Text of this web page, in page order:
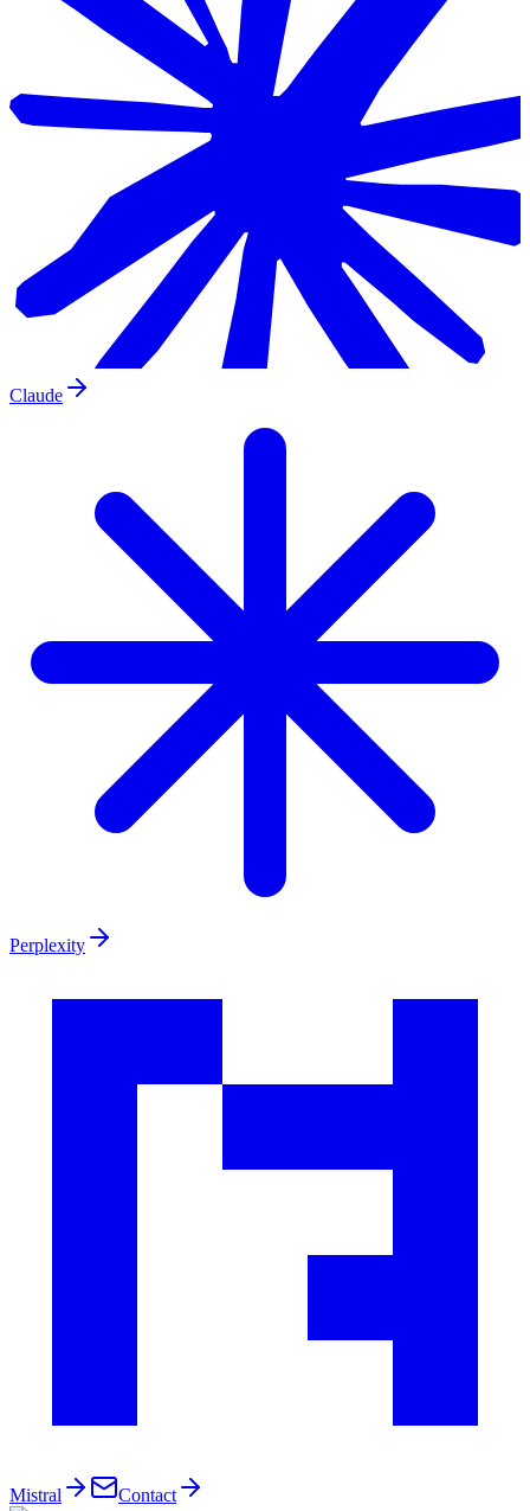
Claude
Perplexity
Mistral Contact